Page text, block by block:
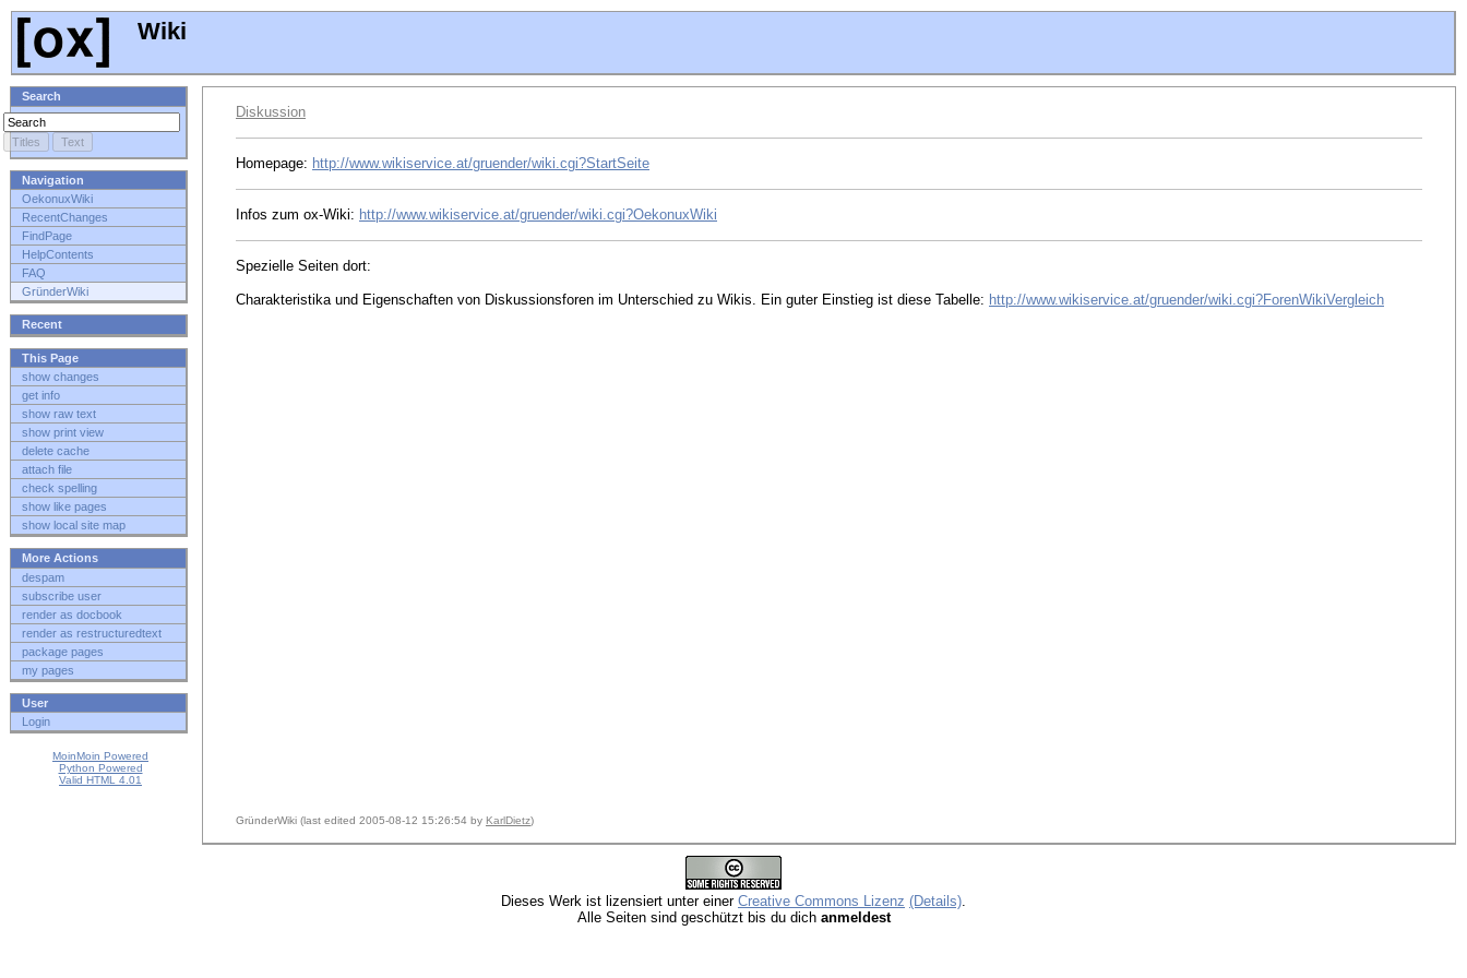
Wiki
Search
Navigation
OekonuxWiki
RecentChanges
FindPage
HelpContents
FAQ
GründerWiki
Recent
This Page
show changes
get info
show raw text
show print view
delete cache
attach file
check spelling
show like pages
show local site map
More Actions
despam
subscribe user
render as docbook
render as restructuredtext
package pages
my pages
User
Login
MoinMoin Powered
Python Powered
Valid HTML 4.01
Diskussion
Homepage: http://www.wikiservice.at/gruender/wiki.cgi?StartSeite
Infos zum ox-Wiki: http://www.wikiservice.at/gruender/wiki.cgi?OekonuxWiki
Spezielle Seiten dort:
Charakteristika und Eigenschaften von Diskussionsforen im Unterschied zu Wikis. Ein guter Einstieg ist diese Tabelle: http://www.wikiservice.at/gruender/wiki.cgi?ForenWikiVergleich
GründerWiki (last edited 2005-08-12 15:26:54 by KarlDietz)
Dieses Werk ist lizensiert unter einer Creative Commons Lizenz (Details)
Alle Seiten sind geschützt bis du dich anmeldest